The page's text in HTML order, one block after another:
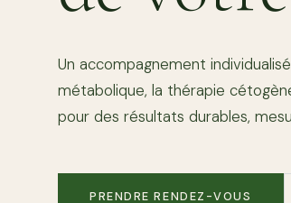
Un accompagnement
métabolique, la thérapie
pour des résultats durables,
PRENDRE RENDEZ-VOUS